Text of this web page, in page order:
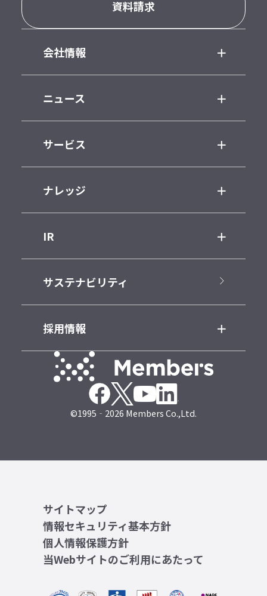
資料請求
会社情報
ニュース
サービス
ナレッジ
IR
サステナビリティ
採用情報
©1995‐2026 Members Co.,Ltd.
サイトマップ
情報セキュリティ基本方針
個人情報保護方針
当Webサイトのご利用にあたって